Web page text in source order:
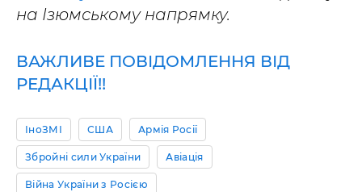
на Ізюмському напрямку.
ВАЖЛИВЕ ПОВІДОМЛЕННЯ ВІД
РЕДАКЦІЇ!!
ІноЗМІ США Армія Росії
Збройні сили України Авіація
Війна України з Росією